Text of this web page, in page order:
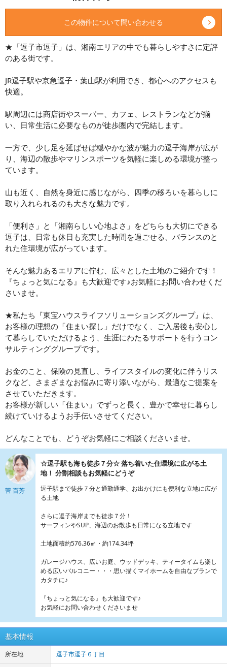
この物件について問い合わせる
★「逗子市逗子」は、湘南エリアの中でも暮らしやすさに定評
のある街です。
JR逗子駅や京急逗子・葉山駅が利用でき、都心へのアクセスも
快適。
駅周辺には商店街やスーパー、カフェ、レストランなどが揃
い、日常生活に必要なものが徒歩圏内で完結します。
一方で、少し足を延ばせば穏やかな波が魅力の逗子海岸が広が
り、海辺の散歩やマリンスポーツを気軽に楽しめる環境が整っ
ています。
山も近く、自然を身近に感じながら、四季の移ろいを暮らしに
取り入れられるのも大きな魅力です。
「便利さ」と「湘南らしい心地よさ」をどちらも大切にできる
逗子は、日常も休日も充実した時間を過ごせる、バランスのと
れた住環境が広がっています。
そんな魅力あるエリアに佇む、広々とした土地のご紹介です！
『ちょっと気になる』も大歓迎です♪お気軽にお問い合わせくだ
さいませ。
★私たち『東宝ハウスライフソリューションズグループ』は、
お客様の理想の「住まい探し」だけでなく、ご入居後も安心し
て暮らしていただけるよう、生涯にわたるサポートを行うコン
サルティンググループです。
お金のこと、保険の見直し、ライフスタイルの変化に伴うリス
クなど、さまざまなお悩みに寄り添いながら、最適なご提案を
させていただきます。
お客様が新しい「住まい」でずっと長く、豊かで幸せに暮らし
続けていけるようお手伝いさせてください。
どんなことでも、どうぞお気軽にご相談くださいませ。
菅 百芳
☆逗子駅も海も徒歩７分☆ 落ち着いた住環境に広がる土
地！ 分割相談もお気軽にどうぞ
逗子駅まで徒歩７分と通勤通学、お出かけにも便利な立地に広が
る土地
さらに逗子海岸までも徒歩７分！
サーフィンやSUP、海辺のお散歩も日常になる立地です
土地面積約576.36㎡・約174.34坪
ガレージハウス、広いお庭、ウッドデッキ、ティータイムも楽し
める広いバルコニー・・・思い描くマイホームを自由なプランで
カタチに♪
『ちょっと気になる』も大歓迎です♪
お気軽にお問い合わせくださいませ
基本情報
所在地 逗子市逗子６丁目